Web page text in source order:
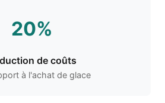
20%
de coûts
à l'achat de glace